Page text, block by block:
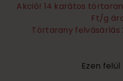
Akció! 14 karátos
Ft/g
Törtarany felvásárlás
Ezen felül